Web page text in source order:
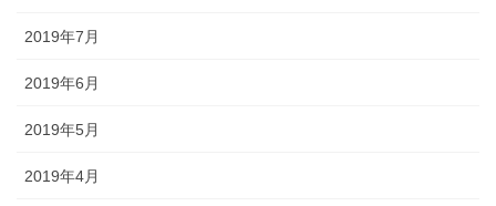
2019年7月
2019年6月
2019年5月
2019年4月